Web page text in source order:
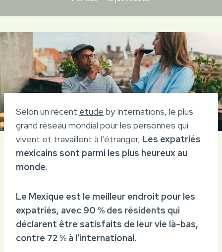
Selon un récent étude by Internations, le plus
grand réseau mondial pour les personnes qui
vivent et travaillent à l’étranger, Les expatriés
mexicains sont parmi les plus heureux au
monde.
Le Mexique est le meilleur endroit pour les
expatriés, avec 90 % des résidents qui
déclarent être satisfaits de leur vie là-bas,
contre 72 % à l’international.